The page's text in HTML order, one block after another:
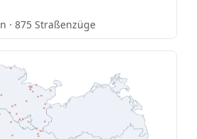
· 875 Straßenzüge